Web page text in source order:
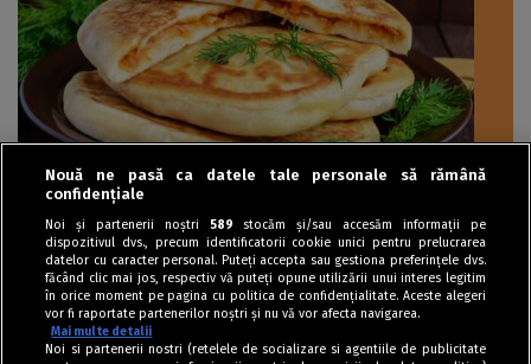
Aluaturi sărate
Plăcinte cu varză călită la tigaie
Nouă ne pasă ca datele tale personale să rămână
confidențiale
Noi și partenerii noștri 589 stocăm și/sau accesăm informații pe
dispozitivul dvs., precum identificatorii cookie unici pentru prelucrarea
datelor cu caracter personal. Puteți accepta sau gestiona preferințele dvs.
făcând clic mai jos, respectiv vă puteți opune utilizării unui interes legitim
în orice moment pe pagina cu politica de confidențialitate. Aceste alegeri
vor fi raportate partenerilor noștri și nu vă vor afecta navigarea.
Mai multe detalii
Noi si partenerii nostri (retelele de socializare si agentiile de publicitate